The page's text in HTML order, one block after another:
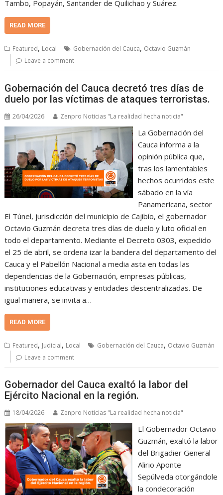
Tambo, Popayán, Santander de Quilichao y Suárez.
READ MORE
Featured, Local Gobernación del Cauca, Octavio Guzmán
Leave a comment
Gobernación del Cauca decretó tres días de
duelo por las víctimas de ataques terroristas.
26/04/2026 Zenpro Noticias "La realidad hecha noticia"
La Gobernación del
Cauca informa a la
opinión pública que,
tras los lamentables
hechos ocurridos este
sábado en la vía
Panamericana, sector
El Túnel, jurisdicción del municipio de Cajibío, el gobernador
Octavio Guzmán decreta tres días de duelo y luto oficial en
todo el departamento. Mediante el Decreto 0303, expedido
el 25 de abril, se ordena izar la bandera del departamento del
Cauca y el Pabellón Nacional a media asta en todas las
dependencias de la Gobernación, empresas públicas,
instituciones educativas y entidades descentralizadas. De
igual manera, se invita a…
READ MORE
Featured, Judicial, Local Gobernación del Cauca, Octavio Guzmán
Leave a comment
Gobernador del Cauca exaltó la labor del
Ejército Nacional en la región.
18/04/2026 Zenpro Noticias "La realidad hecha noticia"
El Gobernador Octavio
Guzmán, exaltó la labor
del Brigadier General
Alirio Aponte
Sepúlveda otorgándole
la condecoración